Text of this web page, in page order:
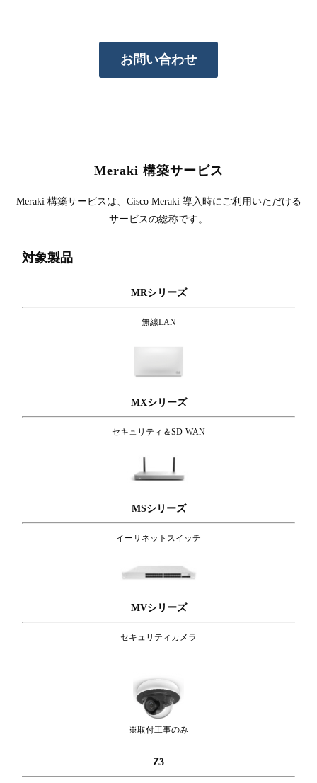
お問い合わせ
Meraki 構築サービス
Meraki 構築サービスは、Cisco Meraki 導入時にご利用いただける
サービスの総称です。
対象製品
MRシリーズ
無線LAN
MXシリーズ
セキュリティ＆SD-WAN
MSシリーズ
イーサネットスイッチ
MVシリーズ
セキュリティカメラ
※取付工事のみ
Z3